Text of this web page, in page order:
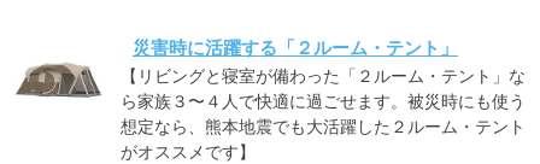
災害時に活躍する「２ルーム・テント」
【リビングと寝室が備わった「２ルーム・テント」な
ら家族３〜４人で快適に過ごせます。被災時にも使う
想定なら、熊本地震でも大活躍した２ルーム・テント
がオススメです】